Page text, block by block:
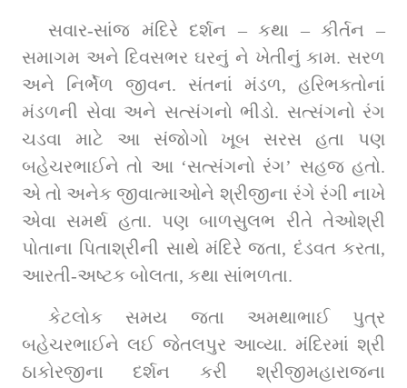
સવાર-સાંજ મંદિરે દર્શન – કથા – કીર્તન –
સમાગમ અને દિવસભર ઘરનું ને ખેતીનું કામ. સરળ
અને નિર્ભેળ જીવન. સંતનાં મંડળ, હરિભક્તોનાં
મંડળની સેવા અને સત્સંગનો ભીડો. સત્સંગનો રંગ
ચડવા માટે આ સંજોગો ખૂબ સરસ હતા પણ
બહેચરભાઈને તો આ ‘સત્સંગનો રંગ’ સહજ હતો.
એ તો અનેક જીવાત્માઓને શ્રીજીના રંગે રંગી નાખે
એવા સમર્થ હતા. પણ બાળસુલભ રીતે તેઓશ્રી
પોતાના પિતાશ્રીની સાથે મંદિરે જતા, દંડવત કરતા,
આરતી-અષ્ટક બોલતા, કથા સાંભળતા.
કેટલોક સમય જતા અમથાભાઈ પુત્ર
બહેચરભાઈને લઈ જેતલપુર આવ્યા. મંદિરમાં શ્રી
ઠાકોરજીના દર્શન કરી શ્રીજીમહારાજના